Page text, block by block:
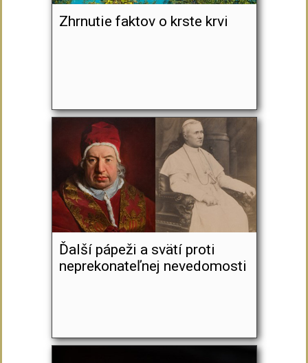
Zhrnutie faktov o krste krvi
Ďalší pápeži a svätí proti
neprekonateľnej nevedomosti